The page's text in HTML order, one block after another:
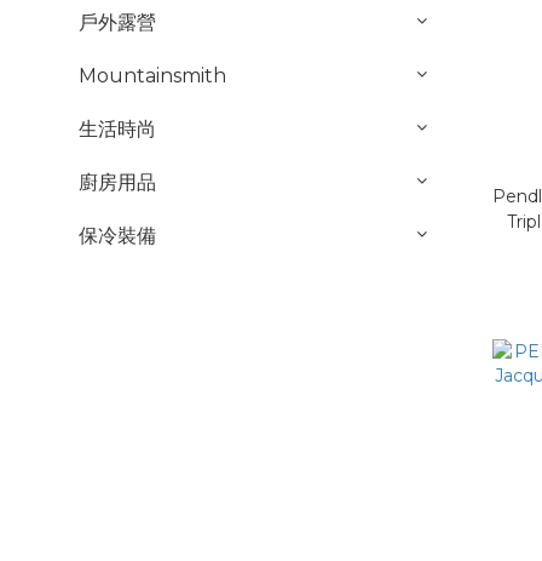
戶外露營
Mountainsmith
生活時尚
廚房用品
保冷裝備